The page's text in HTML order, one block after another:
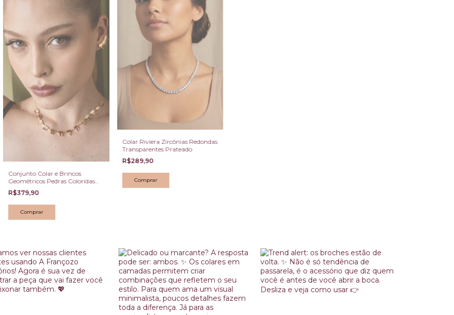
Conjunto Colar e Brincos
Geométricos Pedras Coloridas
Dourado
R$379,90
Colar Riviera Zircônias Redondas
Transparentes Prateado
R$289,90